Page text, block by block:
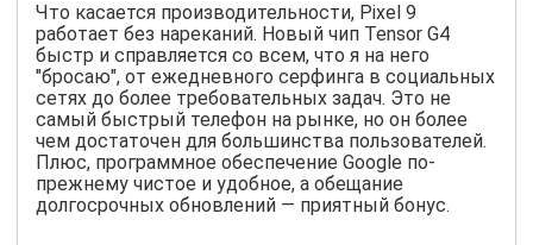
Что касается производительности, Pixel 9
работает без нареканий. Новый чип Tensor G4
быстр и справляется со всем, что я на него
"бросаю", от ежедневного серфинга в социальных
сетях до более требовательных задач. Это не
самый быстрый телефон на рынке, но он более
чем достаточен для большинства пользователей.
Плюс, программное обеспечение Google по-
прежнему чистое и удобное, а обещание
долгосрочных обновлений — приятный бонус.